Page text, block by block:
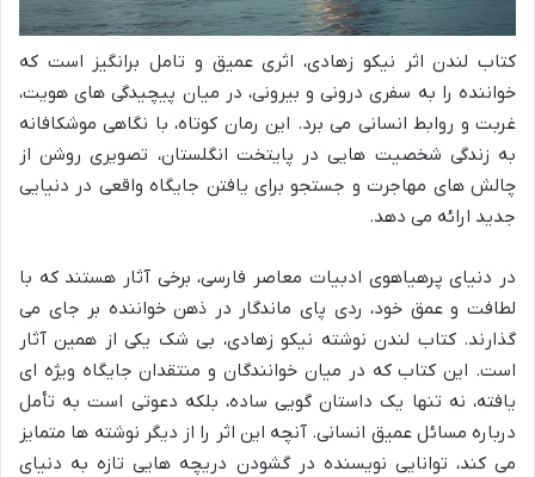
کتاب لندن اثر نیکو زهادی، اثری عمیق و تامل برانگیز است که
خواننده را به سفری درونی و بیرونی، در میان پیچیدگی های هویت،
غربت و روابط انسانی می برد. این رمان کوتاه، با نگاهی موشکافانه
به زندگی شخصیت هایی در پایتخت انگلستان، تصویری روشن از
چالش های مهاجرت و جستجو برای یافتن جایگاه واقعی در دنیایی
جدید ارائه می دهد.
در دنیای پرهیاهوی ادبیات معاصر فارسی، برخی آثار هستند که با
لطافت و عمق خود، ردی پای ماندگار در ذهن خواننده بر جای می
گذارند. کتاب لندن نوشته نیکو زهادی، بی شک یکی از همین آثار
است. این کتاب که در میان خوانندگان و منتقدان جایگاه ویژه ای
یافته، نه تنها یک داستان گویی ساده، بلکه دعوتی است به تأمل
درباره مسائل عمیق انسانی. آنچه این اثر را از دیگر نوشته ها متمایز
می کند، توانایی نویسنده در گشودن دریچه هایی تازه به دنیای